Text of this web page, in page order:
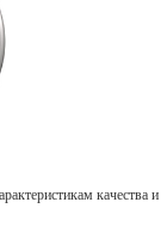
качества и